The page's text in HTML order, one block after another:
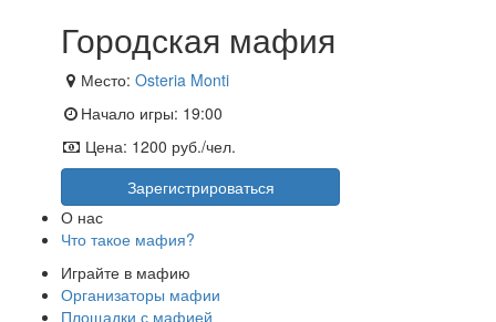
Городская мафия
Место: Osteria Monti
Начало игры: 19:00
Цена: 1200 руб./чел.
Зарегистрироваться
О нас
Что такое мафия?
Играйте в мафию
Организаторы мафии
Площадки с мафией